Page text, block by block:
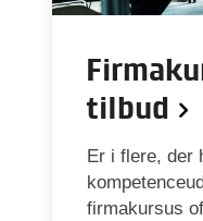
tilbud
Er i flere, der
firmakursus